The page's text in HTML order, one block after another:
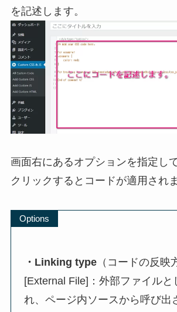
を記述します。
画面右にあるオプションを指定し
クリックするとコードが適用されま
Options
・Linking type （コードの反映
[External File]：外部ファイルと
れ、ページ内ソースから呼び出